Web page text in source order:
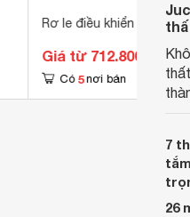
Rơ le điều khiển
Giá từ 712.800 đ
Có 5 nơi bán
7
26